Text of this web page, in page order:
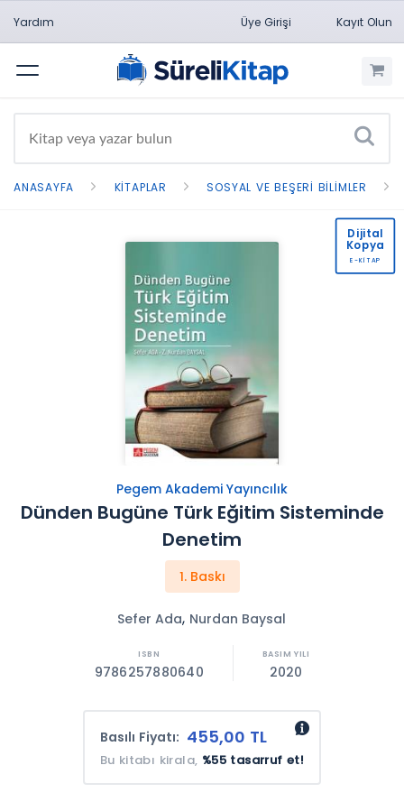
Yardım Üye Girişi Kayıt Olun
Menü
ANASAYFA KITAPLAR SOSYAL VE BEŞERI BILIMLER
Pegem Akademi Yayıncılık
Dünden Bugüne Türk Eğitim Sisteminde
Denetim
1. Baskı
Sefer Ada, Nurdan Baysal
9786257880640 2020
Basılı Fiyatı: 455,00 TL
Bu kitabı kirala, %55 tasarruf et!
Dijital
Kopya
E-KİTAP